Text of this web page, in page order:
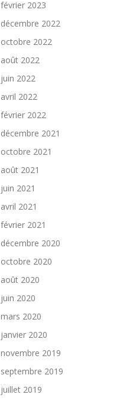
février 2023
décembre 2022
octobre 2022
août 2022
juin 2022
avril 2022
février 2022
décembre 2021
octobre 2021
août 2021
juin 2021
avril 2021
février 2021
décembre 2020
octobre 2020
août 2020
juin 2020
mars 2020
janvier 2020
novembre 2019
septembre 2019
juillet 2019